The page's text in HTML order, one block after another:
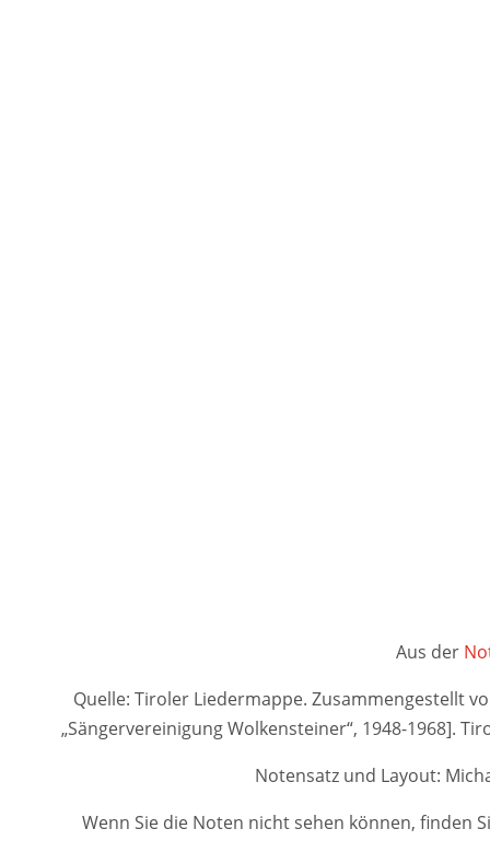
Aus der
Quelle: Tiroler Liedermappe. Zusammengestellt
„Sängervereinigung Wolkensteiner“, 1948-1968].
Notensatz und Layout:
Wenn Sie die Noten nicht sehen können, finden